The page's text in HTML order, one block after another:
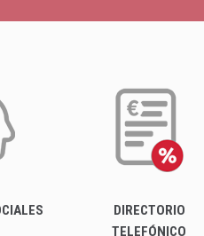
DIRECTORIO
TELEFÓNICO